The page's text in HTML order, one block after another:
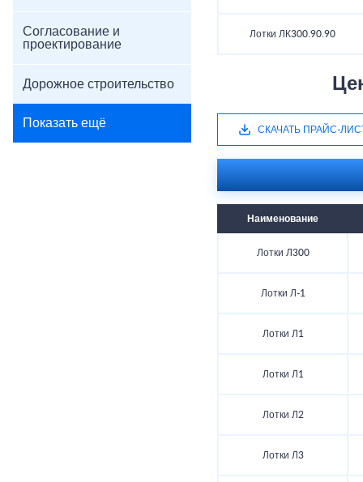
Согласование и
проектирование
Дорожное строительство
Показать ещё
Лотки ЛК300.90.90
СКАЧАТЬ ПРАЙС-
Наименование
Лотки Л300
Лотки Л-1
Лотки Л1
Лотки Л1
Лотки Л2
Лотки Л3